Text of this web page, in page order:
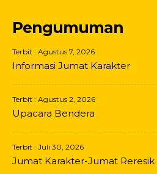
Pengumuman
Terbit : Agustus 7, 2026
Informasi Jumat Karakter
Terbit : Agustus 2, 2026
Upacara Bendera
Terbit : Juli 30, 2026
Jumat Karakter-Jumat Reresik